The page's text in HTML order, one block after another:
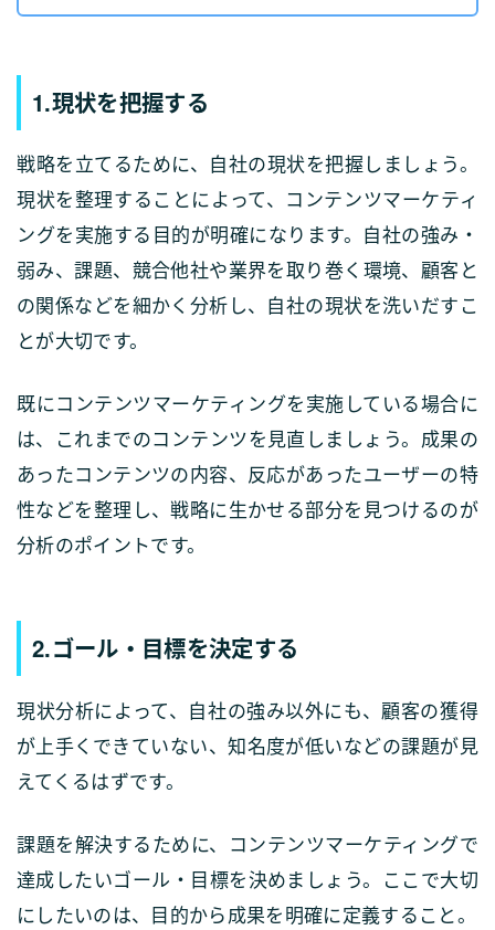
1.現状を把握する
戦略を立てるために、自社の現状を把握しましょう。
現状を整理することによって、コンテンツマーケティ
ングを実施する目的が明確になります。自社の強み・
弱み、課題、競合他社や業界を取り巻く環境、顧客と
の関係などを細かく分析し、自社の現状を洗いだすこ
とが大切です。
既にコンテンツマーケティングを実施している場合に
は、これまでのコンテンツを見直しましょう。成果の
あったコンテンツの内容、反応があったユーザーの特
性などを整理し、戦略に生かせる部分を見つけるのが
分析のポイントです。
2.ゴール・目標を決定する
現状分析によって、自社の強み以外にも、顧客の獲得
が上手くできていない、知名度が低いなどの課題が見
えてくるはずです。
課題を解決するために、コンテンツマーケティングで
達成したいゴール・目標を決めましょう。ここで大切
にしたいのは、目的から成果を明確に定義すること。